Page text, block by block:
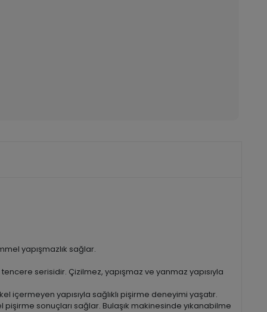
yapışmazlık sağlar.
serisidir. Çizilmez, yapışmaz ve yanmaz yapısıyla
içermeyen yapısıyla sağlıklı pişirme deneyimi yaşatır.
sonuçları sağlar. Bulaşık makinesinde yıkanabilme